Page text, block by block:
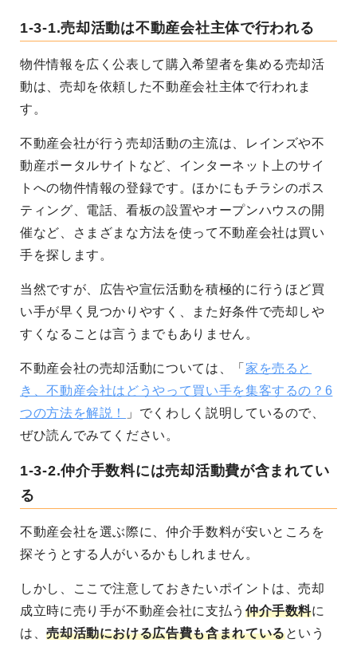
1-3-1.売却活動は不動産会社主体で行われる
物件情報を広く公表して購入希望者を集める売却活
動は、売却を依頼した不動産会社主体で行われま
す。
不動産会社が行う売却活動の主流は、レインズや不
動産ポータルサイトなど、インターネット上のサイ
トへの物件情報の登録です。ほかにもチラシのポス
ティング、電話、看板の設置やオープンハウスの開
催など、さまざまな方法を使って不動産会社は買い
手を探します。
当然ですが、広告や宣伝活動を積極的に行うほど買
い手が早く見つかりやすく、また好条件で売却しや
すくなることは言うまでもありません。
不動産会社の売却活動については、「 家を売ると
き、不動産会社はどうやって買い手を集客するの？6
つの方法を解説！
」でくわしく説明しているので、
ぜひ読んでみてください。
1-3-2.仲介手数料には売却活動費が含まれてい
る
不動産会社を選ぶ際に、仲介手数料が安いところを
探そうとする人がいるかもしれません。
しかし、 ここで注意しておきたいポイントは、売却
成立時に売り手が不動産会社に支払う 仲介手数料に
は、売却活動における広告費も含まれているという